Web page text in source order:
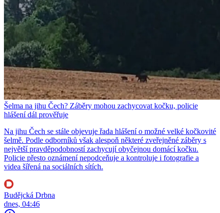
Šelma na jihu Čech? Záběry mohou zachycovat kočku, policie
hlášení dál prověřuje
Na jihu Čech se stále objevuje řada hlášení o možné velké kočkovité
šelmě. Podle odborníků však alespoň některé zveřejněné záběry s
největší pravděpodobností zachycují obyčejnou domácí kočku.
Policie přesto oznámení nepodceňuje a kontroluje i fotografie a
videa šířená na sociálních sítích.
Budějcká Drbna
dnes, 04:46